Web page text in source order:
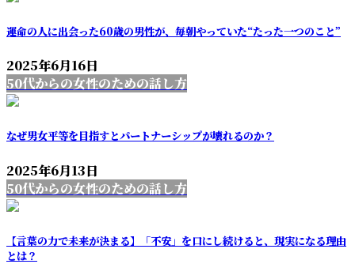
運命の人に出会った60歳の男性が、毎朝やっていた“たった一つのこと”
2025年6月16日
50代からの女性のための話し方
なぜ男女平等を目指すとパートナーシップが壊れるのか？
2025年6月13日
50代からの女性のための話し方
【言葉の力で未来が決まる】「不安」を口にし続けると、現実になる理由
とは？